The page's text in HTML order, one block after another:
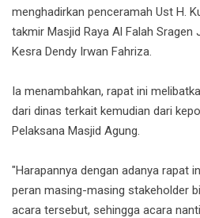
menghadirkan penceramah Ust H.
takmir Masjid Raya Al Falah Sragen
Kesra Dendy Irwan Fahriza.
Ia menambahkan, rapat ini
dari dinas terkait kemudian dari
Pelaksana Masjid Agung.
"Harapannya dengan adanya rapat
peran masing-masing stakeholder
acara tersebut, sehingga acara